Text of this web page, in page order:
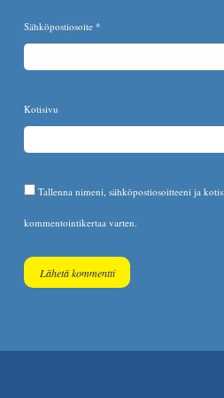
Sähköpostiosoite *
Kotisivu
Tallenna nimeni, sähköpostiosoitteeni ja
kommentointikertaa varten.